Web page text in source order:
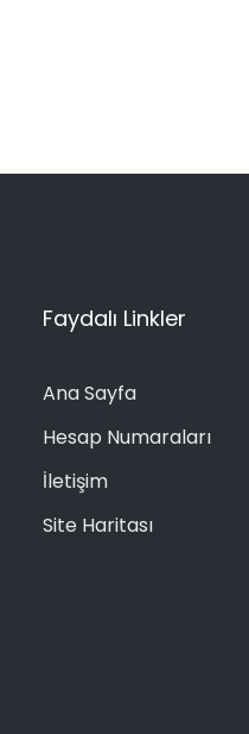
Faydalı Linkler
Ana Sayfa
Hesap Numaraları
İletişim
Site Haritası